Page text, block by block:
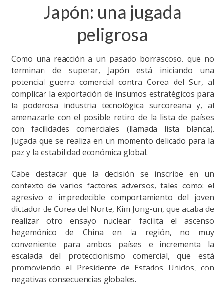
Japón: una jugada
peligrosa
Como una reacción a un pasado borrascoso, que no
terminan de superar, Japón está iniciando una
potencial guerra comercial contra Corea del Sur, al
complicar la exportación de insumos estratégicos para
la poderosa industria tecnológica surcoreana y, al
amenazarle con el posible retiro de la lista de países
con facilidades comerciales (llamada lista blanca).
Jugada que se realiza en un momento delicado para la
paz y la estabilidad económica global.
Cabe destacar que la decisión se inscribe en un
contexto de varios factores adversos, tales como: el
agresivo e impredecible comportamiento del joven
dictador de Corea del Norte, Kim Jong-un, que acaba de
realizar otro ensayo nuclear; facilita el ascenso
hegemónico de China en la región, no muy
conveniente para ambos países e incrementa la
escalada del proteccionismo comercial, que está
promoviendo el Presidente de Estados Unidos, con
negativas consecuencias globales.